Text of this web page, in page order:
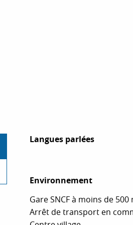
Langues parlées
Langues parlées
Environnement
Environnement
Gare SNCF à moins de 500
Arrêt de transport en